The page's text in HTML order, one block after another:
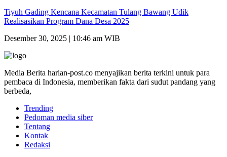
Tiyuh Gading Kencana Kecamatan Tulang Bawang Udik
Realisasikan Program Dana Desa 2025
Desember 30, 2025 | 10:46 am WIB
Media Berita harian-post.co menyajikan berita terkini untuk para
pembaca di Indonesia, memberikan fakta dari sudut pandang yang
berbeda,
Trending
Pedoman media siber
Tentang
Kontak
Redaksi